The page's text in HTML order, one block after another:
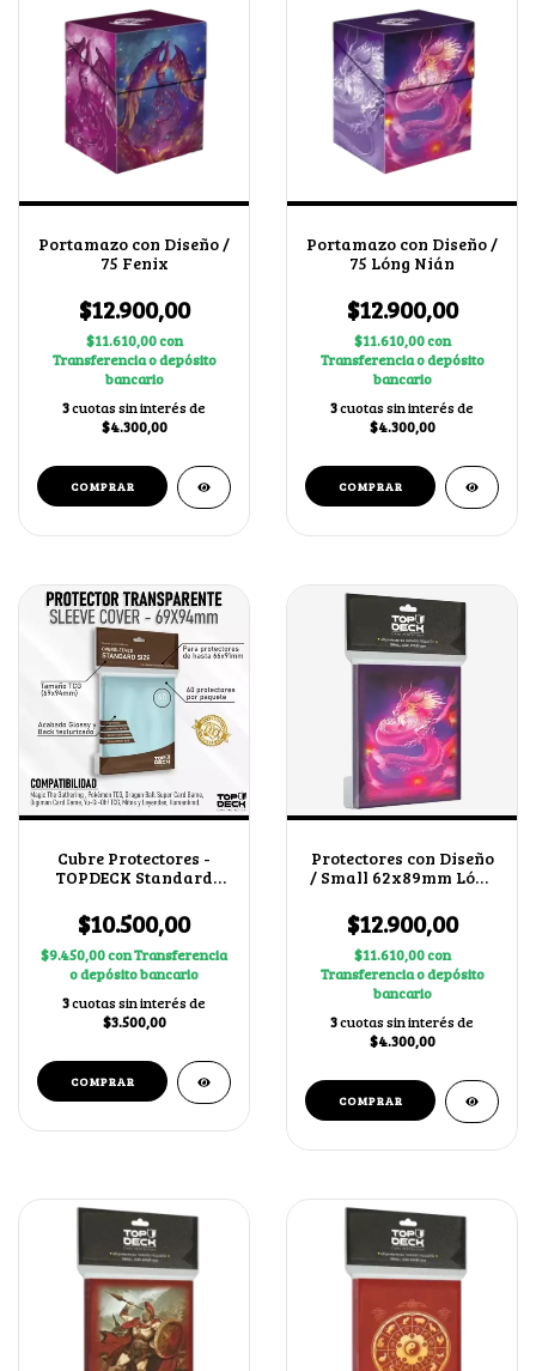
Portamazo con Diseño /
75 Fenix
$12.900,00
$11.610,00con
Transferencia o depósito
bancario
3cuotas sin interés de
$4.300,00
Portamazo con Diseño /
75 Lóng Nián
$12.900,00
$11.610,00con
Transferencia o depósito
bancario
3cuotas sin interés de
$4.300,00
Cubre Protectores -
TOPDECK Standard
$10.500,00
$9.450,00conTransferencia
o depósito bancario
3cuotas sin interés de
$3.500,00
Protectores con Diseño
/ Small 62x89mm Lóng
$12.900,00
$11.610,00con
Transferencia o depósito
bancario
3cuotas sin interés de
$4.300,00